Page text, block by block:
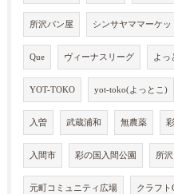
所沢パン屋 シンサヤママーケッ
Que ヴィーナスリーグ よっ
YOT-TOKO yot-toko(よっとこ)
入曽 武蔵浦和 無農薬
入間市 彩の国入間公園 所
元町コミュニティ広場 クラフト